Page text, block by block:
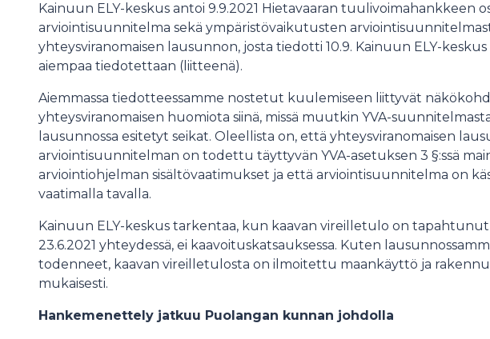
Kainuun ELY-keskus antoi 9.9.2021 Hietavaaran tuulivoimahankkeen
arviointisuunnitelma sekä ympäristövaikutusten
yhteysviranomaisen lausunnon, josta tiedotti 10.9. Kainuun ELY-
aiempaa tiedotettaan (liitteenä).
Aiemmassa tiedotteessamme nostetut kuulemiseen liittyvät
yhteysviranomaisen huomiota siinä, missä muutkin YVA-
lausunnossa esitetyt seikat. Oleellista on, että yhteysviranomaisen
arviointisuunnitelman on todettu täyttyvän YVA-asetuksen 3 §:ssä
arviointiohjelman sisältövaatimukset ja että arviointisuunnitelma on
vaatimalla tavalla.
Kainuun ELY-keskus tarkentaa, kun kaavan vireilletulo on
23.6.2021 yhteydessä, ei kaavoituskatsauksessa. Kuten
todenneet, kaavan vireilletulosta on ilmoitettu maankäyttö ja
mukaisesti.
Hankemenettely jatkuu Puolangan kunnan johdolla